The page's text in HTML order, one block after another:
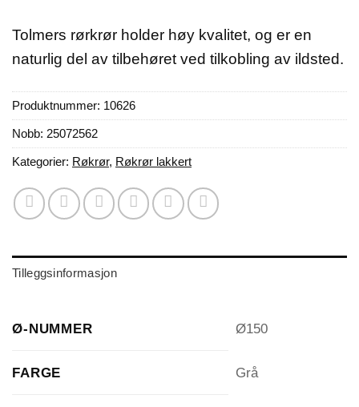
Tolmers rørkrør holder høy kvalitet, og er en
naturlig del av tilbehøret ved tilkobling av ildsted.
Produktnummer: 10626
Nobb: 25072562
Kategorier: Røkrør, Røkrør lakkert
Tilleggsinformasjon
Ø-NUMMER Ø150
FARGE Grå